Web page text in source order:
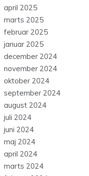
april 2025
marts 2025
februar 2025
januar 2025
december 2024
november 2024
oktober 2024
september 2024
august 2024
juli 2024
juni 2024
maj 2024
april 2024
marts 2024